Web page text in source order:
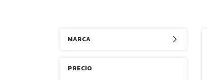
MARCA
PRECIO